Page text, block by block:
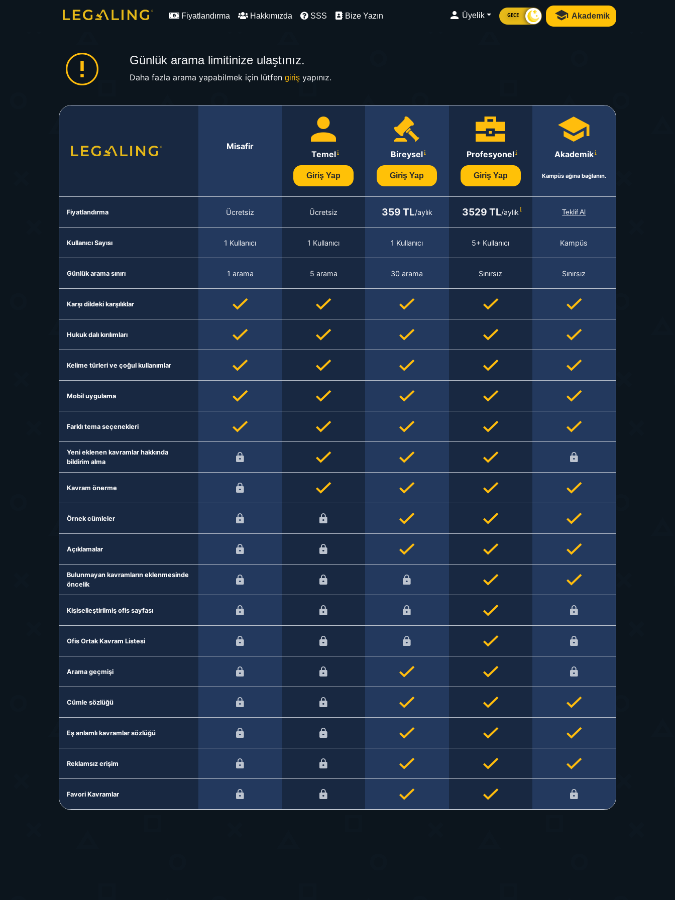
Fiyatlandırma Hakkımızda SSS Bize Yazın Üyelik GECE Akademik
Günlük arama limitinize ulaştınız.
Daha fazla arama yapabilmek için lütfen girişyapınız.
Misafir
Temel
Giriş Yap
Bireysel
Giriş Yap
Profesyonel
Giriş Yap
Akademik
Kampüs ağına bağlanın.
Fiyatlandırma Ücretsiz Ücretsiz 359 TL/aylık 3529 TL/aylık Teklif Al
Kullanıcı Sayısı 1 Kullanıcı 1 Kullanıcı 1 Kullanıcı 5+ Kullanıcı Kampüs
Günlük arama sınırı 1 arama 5 arama 30 arama Sınırsız Sınırsız
Karşı dildeki karşılıklar
Hukuk dalı kırılımları
Kelime türleri ve çoğul kullanımlar
Mobil uygulama
Farklı tema seçenekleri
Yeni eklenen kavramlar hakkında
bildirim alma
Kavram önerme
Örnek cümleler
Açıklamalar
Bulunmayan kavramların eklenmesinde
öncelik
Kişiselleştirilmiş ofis sayfası
Ofis Ortak Kavram Listesi
Arama geçmişi
Cümle sözlüğü
Eş anlamlı kavramlar sözlüğü
Reklamsız erişim
Favori Kavramlar